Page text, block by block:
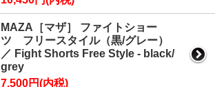
MAZA［マザ］ ファイトショー
ツ フリースタイル（黒/グレー）
／ Fight Shorts Free Style - black/
grey
7,500円(内税)